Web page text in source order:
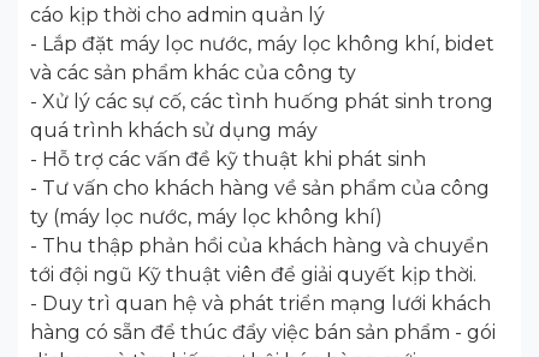
cáo kịp thời cho admin quản lý
- Lắp đặt máy lọc nước, máy lọc không khí, bidet
và các sản phẩm khác của công ty
- Xử lý các sự cố, các tình huống phát sinh trong
quá trình khách sử dụng máy
- Hỗ trợ các vấn đề kỹ thuật khi phát sinh
- Tư vấn cho khách hàng về sản phẩm của công
ty (máy lọc nước, máy lọc không khí)
- Thu thập phản hồi của khách hàng và chuyển
tới đội ngũ Kỹ thuật viên để giải quyết kịp thời.
- Duy trì quan hệ và phát triển mạng lưới khách
hàng có sẵn để thúc đẩy việc bán sản phẩm - gói